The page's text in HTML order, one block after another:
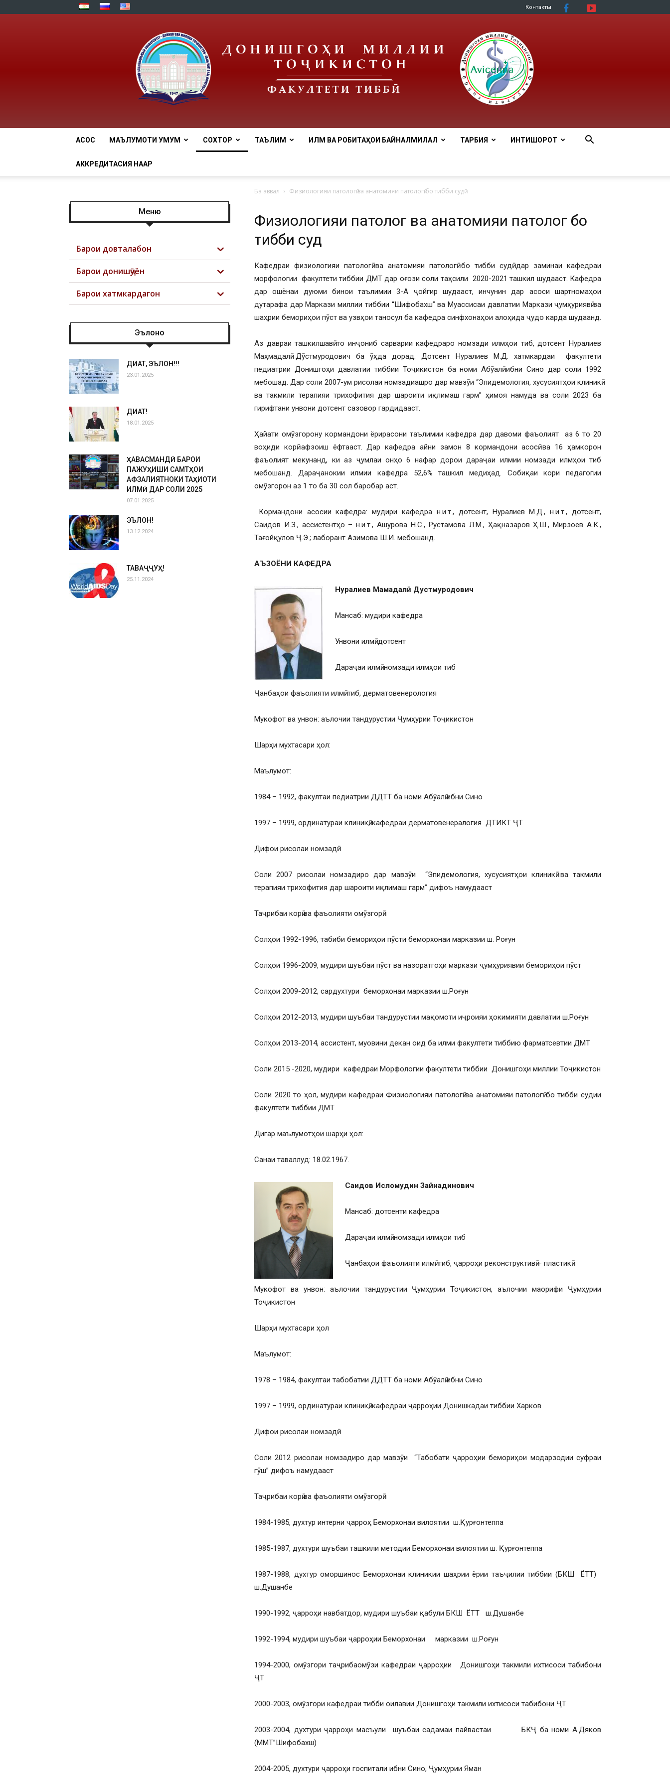
Контакты
факультет
АСОСӢ МАЪЛУМОТИ УМУМӢ СОХТОР ТАЪЛИМ ИЛМ ВА РОБИТАҲОИ БАЙНАЛМИЛАЛӢ ТАРБИЯ ИНТИШОРОТ
АККРЕДИТАСИЯ НААР
Ба аввал Физиологияи патологӣ ва анатомияи патологӣ бо тибби судӣ
Физиологияи патологӣ ва анатомияи патологӣ бо
тибби судӣ
Кафедраи физиологияи патологӣ ва анатомияи патологӣ бо тибби судӣ дар заминаи кафедраи
морфологии факултети тиббии ДМТ дар оғози соли таҳсили 2020-2021 ташкил шудааст. Кафедра
дар ошёнаи дуюми бинои таълимии 3-А ҷойгир шудааст, инчунин дар асоси шартномаҳои
дутарафа дар Маркази миллии тиббии “Шифобахш” ва Муассисаи давлатии Маркази ҷумҳуриявӣ ва
шаҳрии бемориҳои пӯст ва узвҳои таносул ба кафедра синфхонаҳои алоҳида ҷудо карда шудаанд.
Аз давраи ташкилшавӣ то инҷониб сарварии кафедраро номзади илмҳои тиб, дотсент Нуралиев
Маҳмадалӣ Дӯстмуродович ба ӯҳда дорад. Дотсент Нуралиев М.Д. хатмкардаи факултети
педиатрии Донишгоҳи давлатии тиббии Тоҷикистон ба номи Абӯалӣ ибни Сино дар соли 1992
мебошад. Дар соли 2007-ум рисолаи номзадиашро дар мавзӯи “Эпидемология, хусусиятҳои клиникӣ
ва такмили терапияи трихофития дар шароити иқлимаш гарм” ҳимоя намуда ва соли 2023 ба
гирифтани унвони дотсент сазовор гардидааст.
Ҳайати омӯзгорону кормандони ёрирасони таълимии кафедра дар давоми фаъолият аз 6 то 20
воҳиди корӣ афзоиш ёфтааст. Дар кафедра айни замон 8 кормандони асосӣ ва 16 ҳамкорон
фаъолият мекунанд, ки аз ҷумлаи онҳо 6 нафар дорои дараҷаи илмии номзади илмҳои тиб
мебошанд. Дараҷанокии илмии кафедра 52,6% ташкил медиҳад. Собиқаи кори педагогии
омӯзгорон аз 1 то ба 30 сол баробар аст.
Кормандони асосии кафедра: мудири кафедра н.и.т., дотсент, Нуралиев М.Д., н.и.т., дотсент,
Саидов И.З., ассистентҳо – н.и.т., Ашурова Н.С., Рустамова Л.М., Ҳақназаров Ҳ.Ш., Мирзоев А.К.,
Тағойқулов Ҷ.Э.; лаборант Азимова Ш.И. мебошанд.
АЪЗОЁНИ КАФЕДРА
Нуралиев Мамадалӣ Дустмуродович
Мансаб: мудири кафедра
Унвони илмӣ: дотсент
Дараҷаи илмӣ: номзади илмҳои тиб
Ҷанбаҳои фаъолияти илмӣ: тиб, дерматовенерология
Мукофот ва унвон: аълочии тандурустии Ҷумҳурии Тоҷикистон
Шарҳи мухтасари ҳол:
Маълумот:
1984 – 1992, факултаи педиатрии ДДТТ ба номи Абӯалӣ ибни Сино
1997 – 1999, ординатураи клиникӣ, кафедраи дерматовенералогия ДТИКТ ҶТ
Дифои рисолаи номзадӣ:
Соли 2007 рисолаи номзадиро дар мавзӯи “Эпидемология, хусусиятҳои клиникӣ ва такмили
терапияи трихофития дар шароити иқлимаш гарм” дифоъ намудааст
Таҷрибаи корӣ ва фаъолияти омӯзгорӣ:
Солҳои 1992-1996, табиби бемориҳои пӯсти беморхонаи марказии ш. Роғун
Солҳои 1996-2009, мудири шуъбаи пӯст ва назоратгоҳи маркази ҷумҳуриявии бемориҳои пӯст
Солҳои 2009-2012, сардухтури беморхонаи марказии ш.Роғун
Солҳои 2012-2013, мудири шуъбаи тандурустии мақомоти иҷроияи ҳокимияти давлатии ш.Роғун
Солҳои 2013-2014, ассистент, муовини декан оид ба илми факултети тиббию фарматсевтии ДМТ
Соли 2015 -2020, мудири кафедраи Морфологии факултети тиббии Донишгоҳи миллии Тоҷикистон
Соли 2020 то ҳол, мудири кафедраи Физиологияи патологӣ ва анатомияи патологӣ бо тибби судии
факултети тиббии ДМТ
Дигар маълумотҳои шарҳи ҳол:
Санаи таваллуд: 18.02.1967.
Саидов Исломудин Зайнадинович
Мансаб: дотсенти кафедра
Дараҷаи илмӣ: номзади илмҳои тиб
Ҷанбаҳои фаъолияти илмӣ: тиб, ҷарроҳи реконструктивӣ – пластикӣ
Мукофот ва унвон: аълочии тандурустии Ҷумҳурии Тоҷикистон, аълочии маорифи Ҷумҳурии
Тоҷикистон
Шарҳи мухтасари ҳол
Маълумот:
1978 – 1984, факултаи табобатии ДДТТ ба номи Абӯалӣ ибни Сино
1997 – 1999, ординатураи клиникӣ, кафедраи ҷарроҳии Донишкадаи тиббии Харков
Дифои рисолаи номзадӣ:
Соли 2012 рисолаи номзадиро дар мавзӯи “Табобати ҷарроҳии бемориҳои модарзодии суфраи
гӯш” дифоъ намудааст
Таҷрибаи корӣ ва фаъолияти омӯзгорӣ:
1984-1985, духтур интерни ҷарроҳ Беморхонаи вилоятии ш.Қурғонтеппа
1985-1987, духтури шуъбаи ташкили методии Беморхонаи вилоятии ш. Қурғонтеппа
1987-1988, духтур оморшинос Беморхонаи клиникии шаҳрии ёрии таъҷилии тиббии (БКШ ЁТТ)
ш.Душанбе
1990-1992, ҷарроҳи навбатдор, мудири шуъбаи қабули БКШ ЁТТ ш.Душанбе
1992-1994, мудири шуъбаи ҷарроҳии Беморхонаи марказии ш.Роғун
1994-2000, омӯзгори таҷрибаомӯзи кафедраи ҷарроҳии Донишгоҳи такмили ихтисоси табибони
ҶТ
2000-2003, омӯзгори кафедраи тибби оилавии Донишгоҳи такмили ихтисоси табибони ҶТ
2003-2004, духтури ҷарроҳи масъули шуъбаи садамаи пайвастаи БКҶ ба номи А.Дяков
(ММТ”Шифобахш)
2004-2005, духтури ҷарроҳи госпитали ибни Сино, Ҷумҳурии Яман
Меню
Барои довталабон
Барои донишҷӯён
Барои хатмкардагон
Эълонҳо
ДИҚҚАТ, ЭЪЛОН!!!
23.01.2025
ДИҚҚАТ!
18.01.2025
ҲАВАСМАНДӢ БАРОИ
ПАЖУҲИШИ САМТҲОИ
АФЗАЛИЯТНОКИ ТАҲҚИҚОТИ
ИЛМӢ ДАР СОЛИ 2025
07.01.2025
ЭЪЛОН!
13.12.2024
ТАВАҶҶУҲ!
25.11.2024